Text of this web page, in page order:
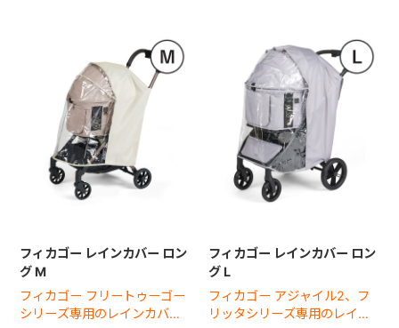
フィカゴー レインカバー ロン
グ M
フィカゴー フリートゥーゴー
シリーズ専用のレインカバ
フィカゴー レインカバー ロン
グ L
フィカゴー アジャイル2、フ
リッタシリーズ専用のレイン